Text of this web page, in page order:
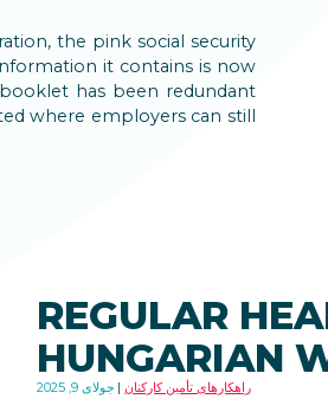
the pink social security
it contains is now
has been redundant
where employers can still
REGULAR
HUNGARIAN
جولای 9, 2025 راهکارهای تأمین کارکنان